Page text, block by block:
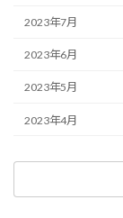
2023年7月
2023年6月
2023年5月
2023年4月